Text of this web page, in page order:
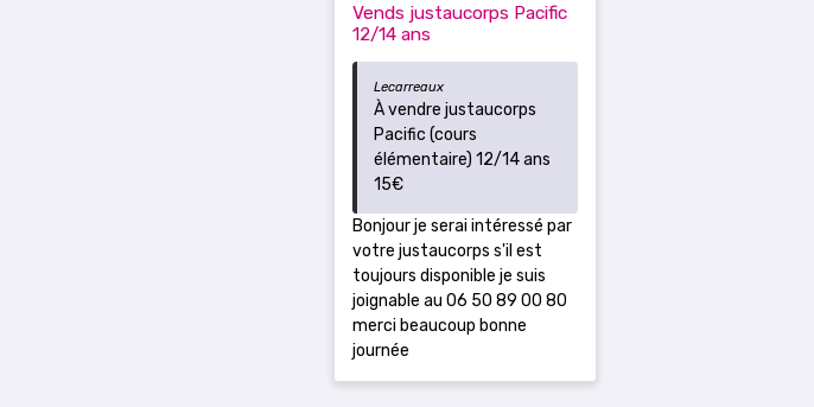
Vends justaucorps Pacific
12/14 ans
Lecarreaux
À vendre justaucorps
Pacific (cours
élémentaire) 12/14 ans
15€
Bonjour je serai intéressé par
votre justaucorps s'il est
toujours disponible je suis
joignable au 06 50 89 00 80
merci beaucoup bonne
journée